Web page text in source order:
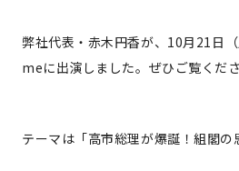
弊社代表・赤木円香が、10月21日
meに出演しました。ぜひご覧くださ
テーマは「高市総理が爆誕！組閣の